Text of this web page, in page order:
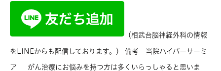
（相武台脳神経外科の情報
をLINEからも配信しております。） 備考 当院ハイパーサーミ
ア がん治療にお悩みを持つ方は多くいらっしゃると思いま